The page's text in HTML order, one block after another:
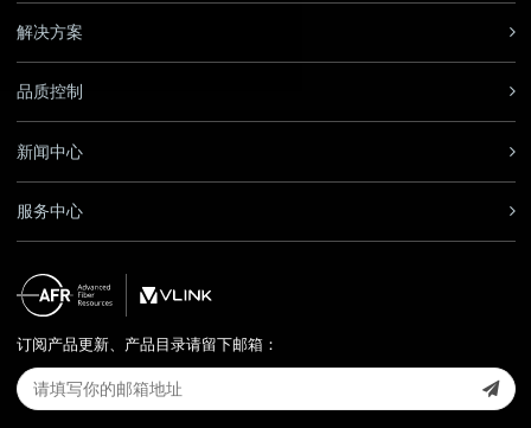
解决方案
品质控制
新闻中心
服务中心
订阅产品更新、产品目录请留下邮箱：